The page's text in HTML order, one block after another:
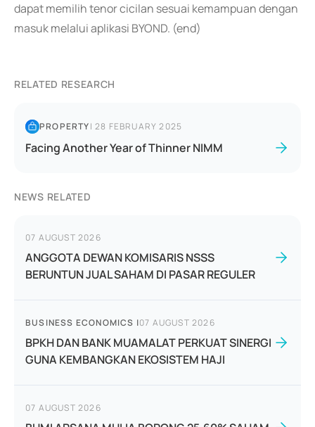
dapat memilih tenor cicilan sesuai kemampuan dengan
masuk melalui aplikasi BYOND. (end)
RELATED RESEARCH
PROPERTY|28 FEBRUARY 2025
Facing Another Year of Thinner NIMM
NEWS RELATED
07 AUGUST 2026
ANGGOTA DEWAN KOMISARIS NSSS
BERUNTUN JUAL SAHAM DI PASAR REGULER
BUSINESS ECONOMICS |07 AUGUST 2026
BPKH DAN BANK MUAMALAT PERKUAT SINERGI
GUNA KEMBANGKAN EKOSISTEM HAJI
07 AUGUST 2026